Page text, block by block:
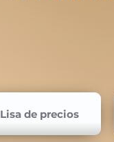
Lisa de precios